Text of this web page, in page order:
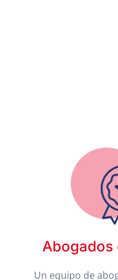
Abogados
Un equipo de